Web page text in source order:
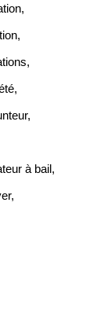
,
,
,
,
,
à bail,
,